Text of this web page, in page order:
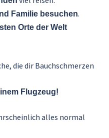
Familie besuchen.
Orte der Welt
die dir Bauchschmerzen
Flugzeug!
alles normal